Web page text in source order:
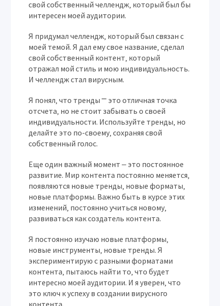
свой собственный челлендж‚ который был бы
интересен моей аудитории.
Я придумал челлендж‚ который был связан с
моей темой. Я дал ему свое название‚ сделал
свой собственный контент‚ который
отражал мой стиль и мою индивидуальность.
И челлендж стал вирусным.
Я понял‚ что тренды ⎻ это отличная точка
отсчета‚ но не стоит забывать о своей
индивидуальности. Используйте тренды‚ но
делайте это по-своему‚ сохраняя свой
собственный голос.
Еще один важный момент ‒ это постоянное
развитие. Мир контента постоянно меняется‚
появляются новые тренды‚ новые форматы‚
новые платформы. Важно быть в курсе этих
изменений‚ постоянно учиться новому‚
развиваться как создатель контента.
Я постоянно изучаю новые платформы‚
новые инструменты‚ новые тренды. Я
экспериментирую с разными форматами
контента‚ пытаюсь найти то‚ что будет
интересно моей аудитории. И я уверен‚ что
это ключ к успеху в создании вирусного
контента.